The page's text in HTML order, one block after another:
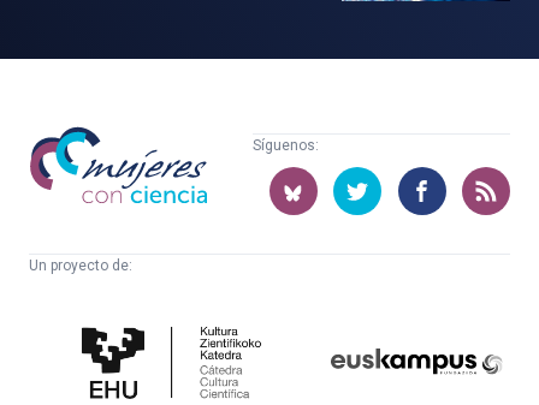
Mujeres
con
ciencia
Síguenos:
Un proyecto de:
Cultura
Científica